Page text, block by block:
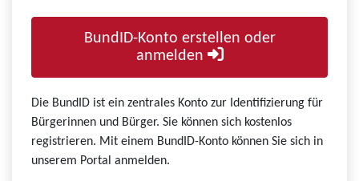
BundID-Konto erstellen oder
anmelden
Die BundID ist ein zentrales Konto zur Identifizierung für
Bürgerinnen und Bürger. Sie können sich kostenlos
registrieren. Mit einem BundID-Konto können Sie sich in
unserem Portal anmelden.